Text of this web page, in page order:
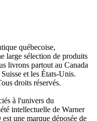
québecoise,
large sélection de produits
livrons partout au Canada
et les États-Unis.
droits réservés.
à l'univers du
intellectuelle de Warner
une marque déposée de